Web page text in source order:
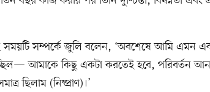
সম্পর্কে জুলি বলেন, ‘অবশেষে আমি এমন
আমাকে কিছু একটা করতেই হবে, পরিবর্তন
ছিলাম (নিষ্প্রাণ)।’